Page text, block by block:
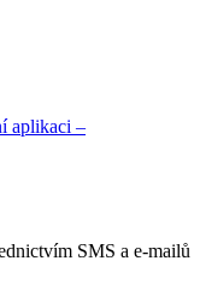
aplikaci –
SMS a e-mailů